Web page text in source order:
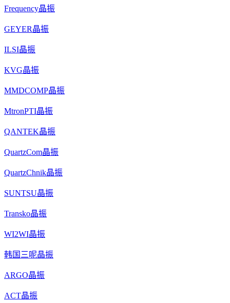
Frequency晶振
GEYER晶振
ILSI晶振
KVG晶振
MMDCOMP晶振
MtronPTI晶振
QANTEK晶振
QuartzCom晶振
QuartzChnik晶振
SUNTSU晶振
Transko晶振
WI2WI晶振
韩国三呢晶振
ARGO晶振
ACT晶振